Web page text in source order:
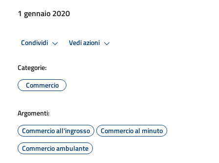
1 gennaio 2020
Condividi Vedi azioni
Categorie:
Commercio
Argomenti:
Commercio all'ingrosso
Commercio al minuto
Commercio ambulante